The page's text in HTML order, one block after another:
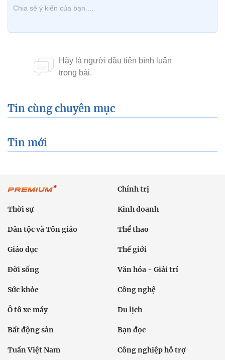
Tin cùng chuyên mục
Tin mới
Chính trị
Thời sự Kinh doanh
Dân tộc và Tôn giáo Thể thao
Giáo dục Thế giới
Đời sống Văn hóa - Giải trí
Sức khỏe Công nghệ
Ô tô xe máy Du lịch
Bất động sản Bạn đọc
Tuần Việt Nam Công nghiệp hỗ trợ